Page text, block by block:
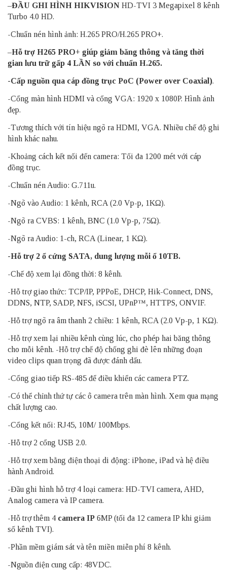
–ĐẦU GHI HÌNH HIKVISION HD-TVI 3 Megapixel 8 kênh
Turbo 4.0 HD.
-Chuẩn nén hình ảnh: H.265 PRO/H.265 PRO+.
–Hỗ trợ H265 PRO+ giúp giảm băng thông và tăng thời
gian lưu trữ gấp 4 LẦN so với chuẩn H.265.
-Cấp nguồn qua cáp đồng trục PoC (Power over Coaxial).
-Cổng màn hình HDMI và cổng VGA: 1920 x 1080P. Hình ảnh
đẹp.
-Tương thích với tín hiệu ngõ ra HDMI, VGA. Nhiều chế độ ghi
hình khác nahu.
-Khoảng cách kết nối đến camera: Tối đa 1200 mét với cáp
đồng trục.
-Chuẩn nén Audio: G.711u.
-Ngõ vào Audio: 1 kênh, RCA (2.0 Vp-p, 1KΩ).
-Ngõ ra CVBS: 1 kênh, BNC (1.0 Vp-p, 75Ω).
-Ngõ ra Audio: 1-ch, RCA (Linear, 1 KΩ).
-Hỗ trợ 2 ổ cứng SATA, dung lượng mỗi ổ 10TB.
-Chế độ xem lại đồng thời: 8 kênh.
-Hỗ trợ giao thức: TCP/IP, PPPoE, DHCP, Hik-Connect, DNS,
DDNS, NTP, SADP, NFS, iSCSI, UPnP™, HTTPS, ONVIF.
-Hỗ trợ ngõ ra âm thanh 2 chiều: 1 kênh, RCA (2.0 Vp-p, 1 KΩ).
-Hỗ trợ xem lại nhiều kênh cùng lúc, cho phép hai băng thông
cho mỗi kênh. -Hỗ trợ chế độ chống ghi đè lên những đoạn
video clips quan trọng đã được đánh dấu.
-Cổng giao tiếp RS-485 để điều khiển các camera PTZ.
-Có thể chỉnh thứ tự các ô camera trên màn hình. Xem qua mạng
chất lượng cao.
-Cổng kết nối: RJ45, 10M/ 100Mbps.
-Hỗ trợ 2 cổng USB 2.0.
-Hỗ trợ xem bằng điện thoại di động: iPhone, iPad và hệ điều
hành Android.
-Đầu ghi hình hỗ trợ 4 loại camera: HD-TVI camera, AHD,
Analog camera và IP camera.
-Hỗ trợ thêm 4 camera IP 6MP (tối đa 12 camera IP khi giảm
số kênh TVI).
-Phần mềm giám sát và tên miền miễn phí 8 kênh.
-Nguồn điện cung cấp: 48VDC.